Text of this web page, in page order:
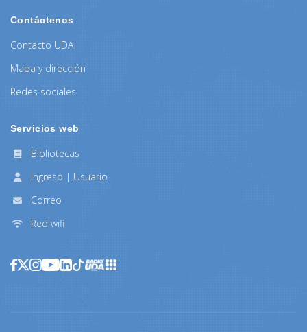
Contáctenos
Contacto UDA
Mapa y dirección
Redes sociales
Servicios web
Bibliotecas
Ingreso | Usuario
Correo
Red wifi